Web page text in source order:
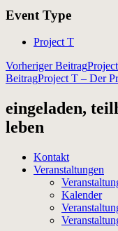
Event Type
Project T
Vorheriger Beitrag
BeitragProject T – Der
eingeladen,
leben
Kontakt
Veranstaltungen
Kalender